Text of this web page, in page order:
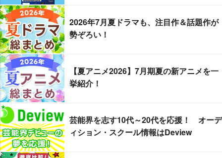
2026年7月夏ドラマも、注目作＆話題作が
勢ぞろい！
【夏アニメ2026】7月期夏の新アニメを一
挙紹介！
芸能界を志す10代～20代を応援！ オーデ
ィション・スクール情報はDeview